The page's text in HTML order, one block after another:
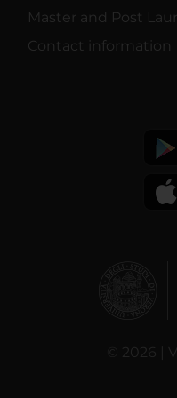
Master and Post
Contact information
© 2026 |